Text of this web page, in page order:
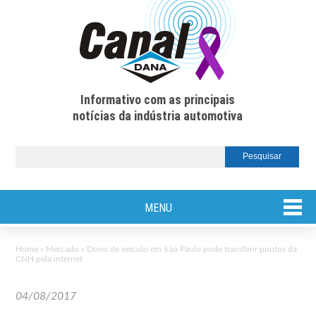
Informativo com as principais
notícias da indústria automotiva
MENU
Home » Mercado » Dono de veículo em São Paulo pode transferir pontos da
CNH pela internet
04/08/2017